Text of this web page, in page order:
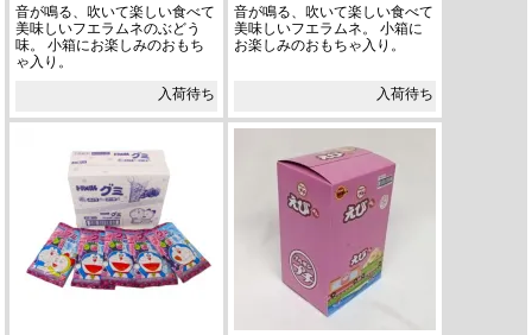
音が鳴る、吹いて楽しい食べて
美味しいフエラムネのぶどう
味。 小箱にお楽しみのおもち
ゃ入り。
入荷待ち
音が鳴る、吹いて楽しい食べて
美味しいフエラムネ。 小箱に
お楽しみのおもちゃ入り。
入荷待ち